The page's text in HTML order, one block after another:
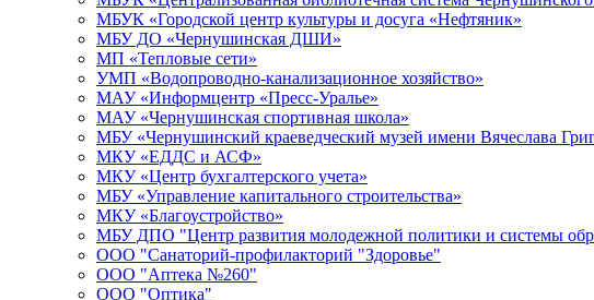
МБУК «Городской центр культуры и досуга «Нефтяник»
МБУ ДО «Чернушинская ДШИ»
МП «Тепловые сети»
УМП «Водопроводно-канализационное хозяйство»
МАУ «Информцентр «Пресс-Уралье»
МАУ «Чернушинская спортивная школа»
МБУ «Чернушинский краеведческий музей имени Вячеслава
МКУ «ЕДДС и АСФ»
МКУ «Центр бухгалтерского учета»
МБУ «Управление капитального строительства»
МКУ «Благоустройство»
МБУ ДПО "Центр развития молодежной политики и системы
ООО "Санаторий-профилакторий "Здоровье"
ООО "Аптека №260"
ООО "Оптика"